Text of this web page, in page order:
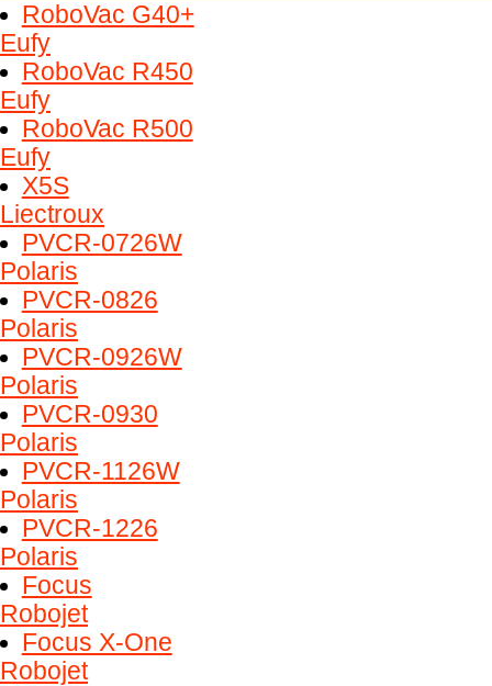
RoboVac G40+
Eufy
RoboVac R450
Eufy
RoboVac R500
Eufy
X5S
Liectroux
PVCR-0726W
Polaris
PVCR-0826
Polaris
PVCR-0926W
Polaris
PVCR-0930
Polaris
PVCR-1126W
Polaris
PVCR-1226
Polaris
Focus
Robojet
Focus X-One
Robojet